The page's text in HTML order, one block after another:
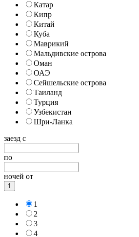
Катар
Кипр
Китай
Куба
Маврикий
Мальдивские острова
Оман
ОАЭ
Сейшельские острова
Таиланд
Турция
Узбекистан
Шри-Ланка
заезд с
по
ночей от
1
1
2
3
4